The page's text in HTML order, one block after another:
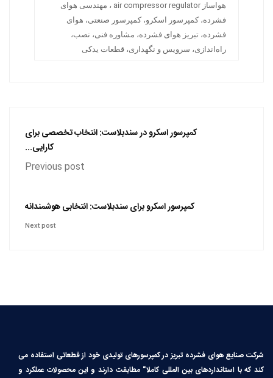
هواساز air compressor regulator ، مهندسی هوای
فشرده، کمپرسور اسکرو، کمپرسور صنعتی، هوای
فشرده، تبریز هوای فشرده، مشاوره فنی، نصب،
راه‌اندازی، سرویس و نگهداری، قطعات یدکی
کمپرسور اسکرو در سندبلاست: انتخاب تخصصی برای
کارایی...
Previous post
کمپرسور اسکرو برای سندبلاست: انتخابی هوشمندانه
Next post
شرکت صنایع هوای فشرده تبریز در کمپرسورهای تولیدی خود از قطعاتی استفاده می
کند که با استانداردهای بین المللی کاملا″ مطابقت دارند و این محصولات عملکرد و